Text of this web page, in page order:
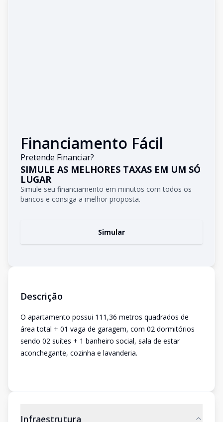
Financiamento Fácil
Pretende Financiar?
SIMULE AS MELHORES TAXAS EM UM SÓ
LUGAR
Simule seu financiamento em minutos com todos os
bancos e consiga a melhor proposta.
Simular
Descrição
O apartamento possui 111,36 metros quadrados de
área total + 01 vaga de garagem, com 02 dormitórios
sendo 02 suítes + 1 banheiro social, sala de estar
aconchegante, cozinha e lavanderia.
Infraestrutura